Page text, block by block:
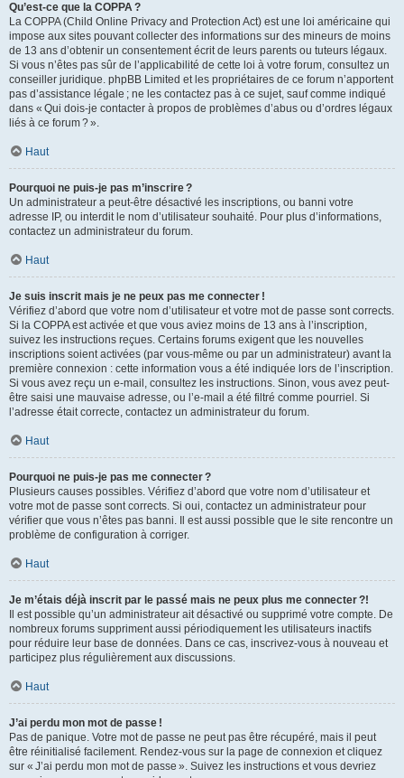
Qu’est-ce que la COPPA ?
La COPPA (Child Online Privacy and Protection Act) est une loi américaine qui
impose aux sites pouvant collecter des informations sur des mineurs de moins
de 13 ans d’obtenir un consentement écrit de leurs parents ou tuteurs légaux.
Si vous n’êtes pas sûr de l’applicabilité de cette loi à votre forum, consultez un
conseiller juridique. phpBB Limited et les propriétaires de ce forum n’apportent
pas d’assistance légale ; ne les contactez pas à ce sujet, sauf comme indiqué
dans « Qui dois-je contacter à propos de problèmes d’abus ou d’ordres légaux
liés à ce forum ? ».
Haut
Pourquoi ne puis-je pas m’inscrire ?
Un administrateur a peut-être désactivé les inscriptions, ou banni votre
adresse IP, ou interdit le nom d’utilisateur souhaité. Pour plus d’informations,
contactez un administrateur du forum.
Haut
Je suis inscrit mais je ne peux pas me connecter !
Vérifiez d’abord que votre nom d’utilisateur et votre mot de passe sont corrects.
Si la COPPA est activée et que vous aviez moins de 13 ans à l’inscription,
suivez les instructions reçues. Certains forums exigent que les nouvelles
inscriptions soient activées (par vous-même ou par un administrateur) avant la
première connexion : cette information vous a été indiquée lors de l’inscription.
Si vous avez reçu un e-mail, consultez les instructions. Sinon, vous avez peut-
être saisi une mauvaise adresse, ou l’e-mail a été filtré comme pourriel. Si
l’adresse était correcte, contactez un administrateur du forum.
Haut
Pourquoi ne puis-je pas me connecter ?
Plusieurs causes possibles. Vérifiez d’abord que votre nom d’utilisateur et
votre mot de passe sont corrects. Si oui, contactez un administrateur pour
vérifier que vous n’êtes pas banni. Il est aussi possible que le site rencontre un
problème de configuration à corriger.
Haut
Je m’étais déjà inscrit par le passé mais ne peux plus me connecter ?!
Il est possible qu’un administrateur ait désactivé ou supprimé votre compte. De
nombreux forums suppriment aussi périodiquement les utilisateurs inactifs
pour réduire leur base de données. Dans ce cas, inscrivez-vous à nouveau et
participez plus régulièrement aux discussions.
Haut
J’ai perdu mon mot de passe !
Pas de panique. Votre mot de passe ne peut pas être récupéré, mais il peut
être réinitialisé facilement. Rendez-vous sur la page de connexion et cliquez
sur « J’ai perdu mon mot de passe ». Suivez les instructions et vous devriez